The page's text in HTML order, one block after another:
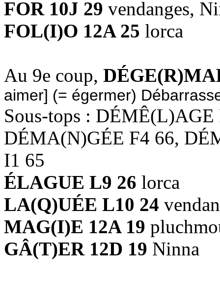
FOR 10J 29 vendanges,
FOL(I)O 12A 25 lorca
Au 9e coup,
aimer] (= égermer)
Sous-tops :
DÉMA(N)GÉE F4 66,
I1 65
ÉLAGUE L9 26 lorca
LA(Q)UÉE L10 24
MAG(I)E 12A 19
GÂ(T)ER 12D 19 Ninna